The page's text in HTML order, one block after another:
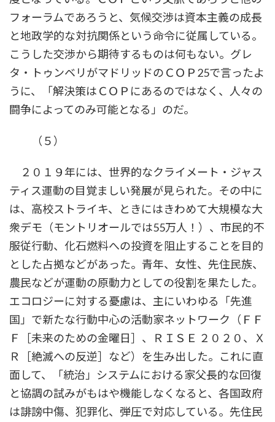
フォーラムであろうと、気候交渉は資本主義の成長
と地政学的な対抗関係という命令に従属している。
こうした交渉から期待するものは何もない。グレ
タ・トゥンベリがマドリッドのＣＯＰ25で言ったよ
うに、「解決策はＣＯＰにあるのではなく、人々の
闘争によってのみ可能となる」のだ。
（５）
２０１９年には、世界的なクライメート・ジャス
ティス運動の目覚ましい発展が見られた。その中に
は、高校ストライキ、ときにはきわめて大規模な大
衆デモ（モントリオールでは55万人！）、市民的不
服従行動、化石燃料への投資を阻止することを目的
とした占拠などがあった。青年、女性、先住民族、
農民などが運動の原動力としての役割を果たした。
エコロジーに対する憂慮は、主にいわゆる「先進
国」で新たな行動中心の活動家ネットワーク（ＦＦ
Ｆ［未来のための金曜日］、ＲＩＳＥ ２０２０、Ｘ
Ｒ［絶滅への反逆］など）を生み出した。これに直
面して、「統治」システムにおける家父長的な回復
と協調の試みがもはや機能しなくなると、各国政府
は誹謗中傷、犯罪化、弾圧で対応している。先住民